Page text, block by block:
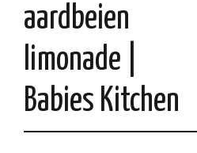
aardbeien
limonade |
Babies Kitchen